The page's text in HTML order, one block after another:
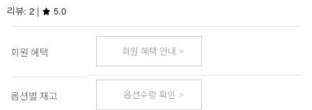
리뷰: 2 | 5.0
회원 혜택 회원 혜택 안내
옵션별 재고 옵션수량 확인